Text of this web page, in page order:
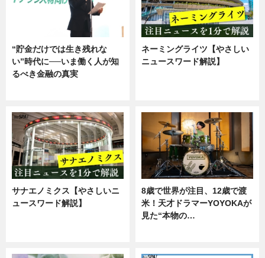
“貯金だけでは生き残れな
い”時代に──いま働く人が知
るべき金融の真実
ネーミングライツ【やさしい
ニュースワード解説】
サナエノミクス【やさしいニ
ュースワード解説】
8歳で世界が注目、12歳で渡
米！天才ドラマーYOYOKAが
見た“本物の…